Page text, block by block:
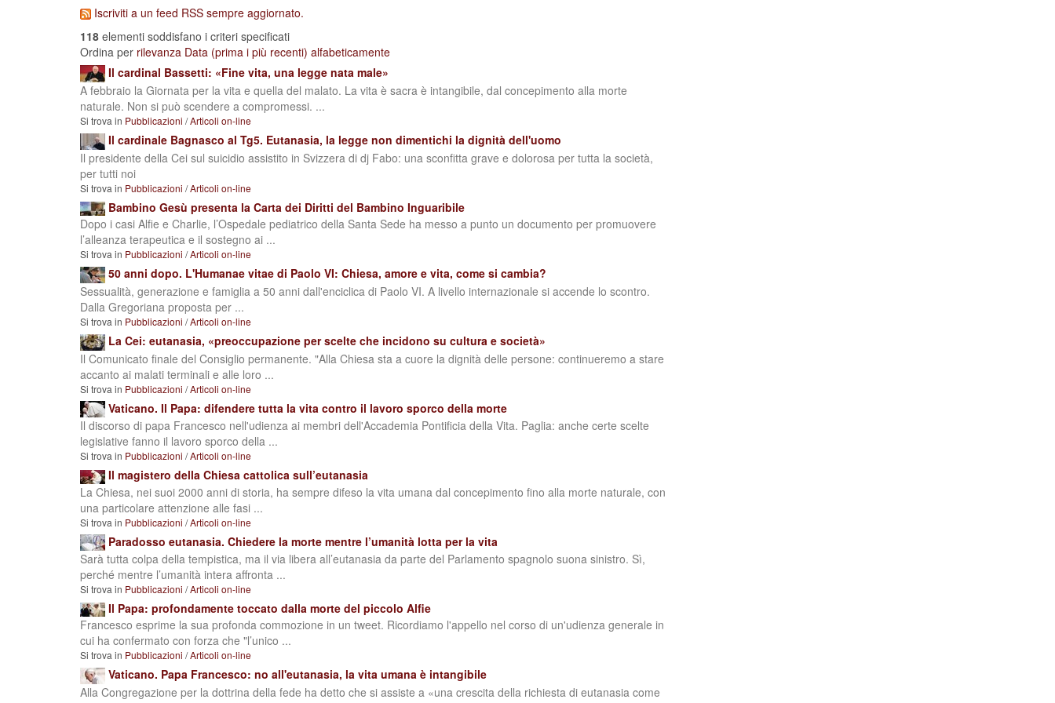
Iscriviti a un feed RSS sempre aggiornato.
118 elementi soddisfano i criteri specificati
Ordina per rilevanza Data (prima i più recenti) alfabeticamente
Il cardinal Bassetti: «Fine vita, una legge nata male»
A febbraio la Giornata per la vita e quella del malato. La vita è sacra è intangibile, dal concepimento alla morte
naturale. Non si può scendere a compromessi. ...
Si trova in Pubblicazioni /Articoli on-line
Il cardinale Bagnasco al Tg5. Eutanasia, la legge non dimentichi la dignità dell'uomo
Il presidente della Cei sul suicidio assistito in Svizzera di dj Fabo: una sconfitta grave e dolorosa per tutta la società,
per tutti noi
Si trova in Pubblicazioni /Articoli on-line
Bambino Gesù presenta la Carta dei Diritti del Bambino Inguaribile
Dopo i casi Alfie e Charlie, l’Ospedale pediatrico della Santa Sede ha messo a punto un documento per promuovere
l’alleanza terapeutica e il sostegno ai ...
Si trova in Pubblicazioni /Articoli on-line
50 anni dopo. L'Humanae vitae di Paolo VI: Chiesa, amore e vita, come si cambia?
Sessualità, generazione e famiglia a 50 anni dall'enciclica di Paolo VI. A livello internazionale si accende lo scontro.
Dalla Gregoriana proposta per ...
Si trova in Pubblicazioni /Articoli on-line
La Cei: eutanasia, «preoccupazione per scelte che incidono su cultura e società»
Il Comunicato finale del Consiglio permanente. "Alla Chiesa sta a cuore la dignità delle persone: continueremo a stare
accanto ai malati terminali e alle loro ...
Si trova in Pubblicazioni /Articoli on-line
Vaticano. Il Papa: difendere tutta la vita contro il lavoro sporco della morte
Il discorso di papa Francesco nell'udienza ai membri dell'Accademia Pontificia della Vita. Paglia: anche certe scelte
legislative fanno il lavoro sporco della ...
Si trova in Pubblicazioni /Articoli on-line
Il magistero della Chiesa cattolica sull’eutanasia
La Chiesa, nei suoi 2000 anni di storia, ha sempre difeso la vita umana dal concepimento fino alla morte naturale, con
una particolare attenzione alle fasi ...
Si trova in Pubblicazioni /Articoli on-line
Paradosso eutanasia. Chiedere la morte mentre l’umanità lotta per la vita
Sarà tutta colpa della tempistica, ma il via libera all’eutanasia da parte del Parlamento spagnolo suona sinistro. Sì,
perché mentre l’umanità intera affronta ...
Si trova in Pubblicazioni /Articoli on-line
Il Papa: profondamente toccato dalla morte del piccolo Alfie
Francesco esprime la sua profonda commozione in un tweet. Ricordiamo l'appello nel corso di un'udienza generale in
cui ha confermato con forza che "l’unico ...
Si trova in Pubblicazioni /Articoli on-line
Vaticano. Papa Francesco: no all'eutanasia, la vita umana è intangibile
Alla Congregazione per la dottrina della fede ha detto che si assiste a «una crescita della richiesta di eutanasia come